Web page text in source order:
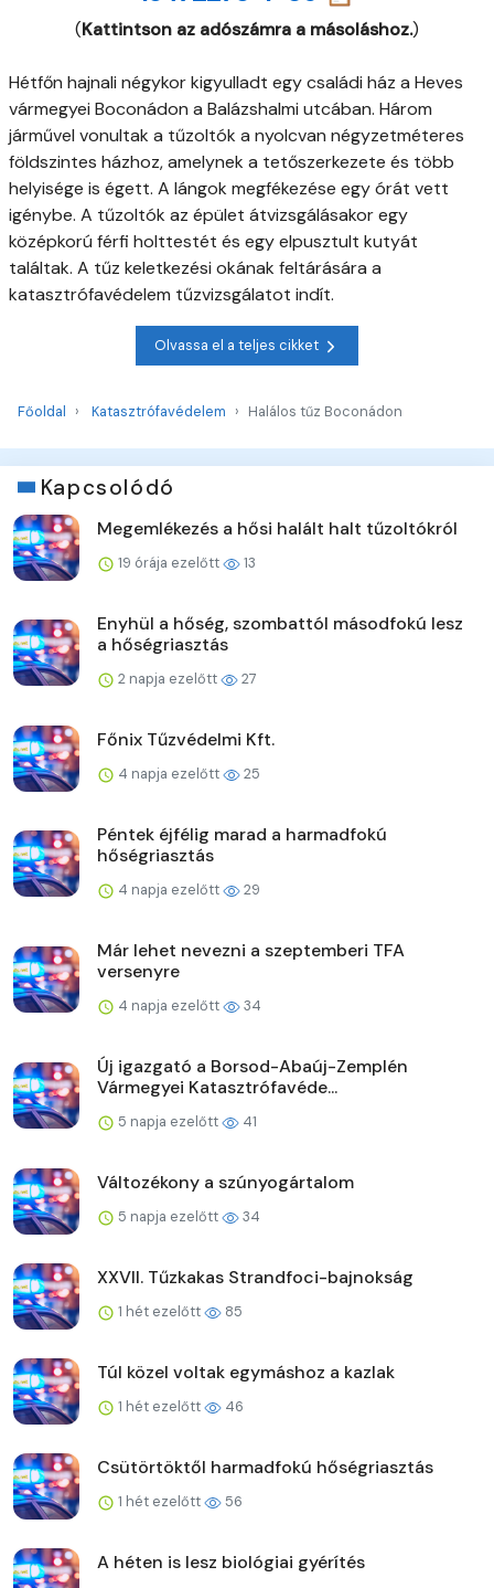
(Kattintson az adószámra a másoláshoz.)
Hétfőn hajnali négykor kigyulladt egy családi ház a Heves
vármegyei Boconádon a Balázshalmi utcában. Három
járművel vonultak a tűzoltók a nyolcvan négyzetméteres
földszintes házhoz, amelynek a tetőszerkezete és több
helyisége is égett. A lángok megfékezése egy órát vett
igénybe. A tűzoltók az épület átvizsgálásakor egy
középkorú férfi holttestét és egy elpusztult kutyát
találtak. A tűz keletkezési okának feltárására a
katasztrófavédelem tűzvizsgálatot indít.
Olvassa el a teljes cikket
Főoldal Katasztrófavédelem Halálos tűz Boconádon
Kapcsolódó
Megemlékezés a hősi halált halt tűzoltókról
19 órája ezelőtt 13
Enyhül a hőség, szombattól másodfokú lesz
a hőségriasztás
2 napja ezelőtt 27
Főnix Tűzvédelmi Kft.
4 napja ezelőtt 25
Péntek éjfélig marad a harmadfokú
hőségriasztás
4 napja ezelőtt 29
Már lehet nevezni a szeptemberi TFA
versenyre
4 napja ezelőtt 34
Új igazgató a Borsod-Abaúj-Zemplén
Vármegyei Katasztrófavéde...
5 napja ezelőtt 41
Változékony a szúnyogártalom
5 napja ezelőtt 34
XXVII. Tűzkakas Strandfoci-bajnokság
1 hét ezelőtt 85
Túl közel voltak egymáshoz a kazlak
1 hét ezelőtt 46
Csütörtöktől harmadfokú hőségriasztás
1 hét ezelőtt 56
A héten is lesz biológiai gyérítés